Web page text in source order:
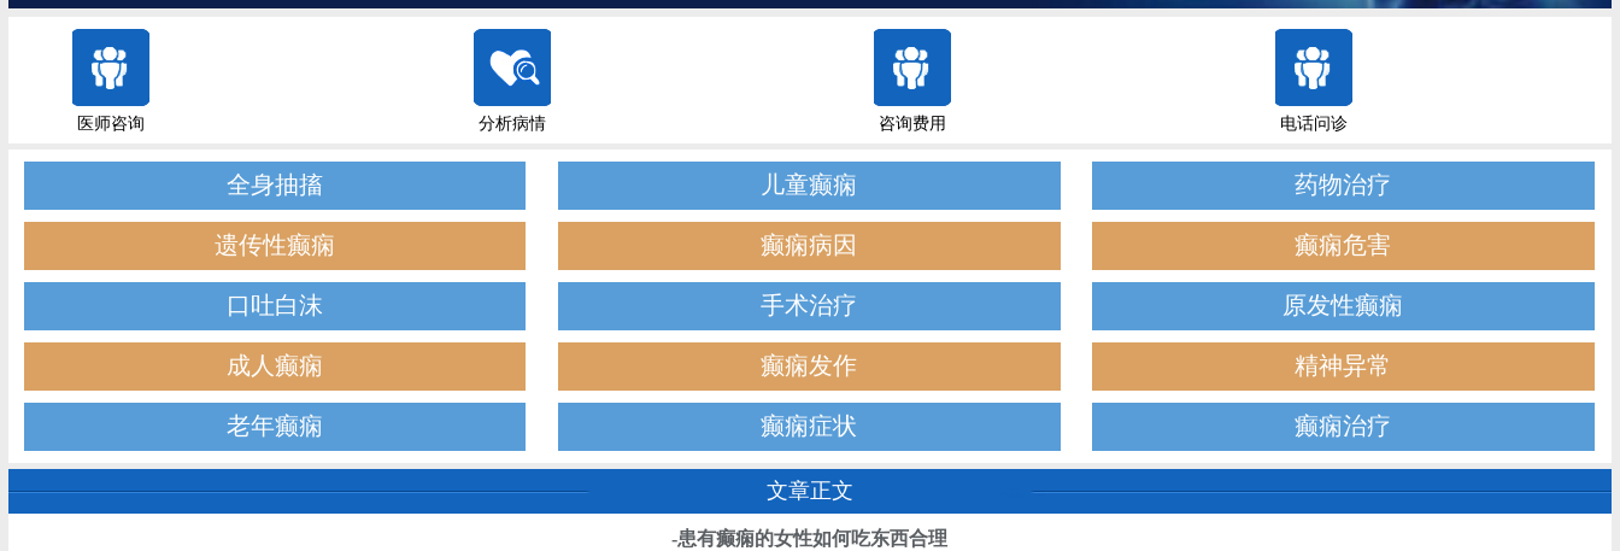
医师咨询 分析病情 咨询费用 电话问诊
全身抽搐 儿童癫痫 药物治疗
遗传性癫痫 癫痫病因 癫痫危害
口吐白沫 手术治疗 原发性癫痫
成人癫痫 癫痫发作 精神异常
老年癫痫 癫痫症状 癫痫治疗
文章正文
-患有癫痫的女性如何吃东西合理